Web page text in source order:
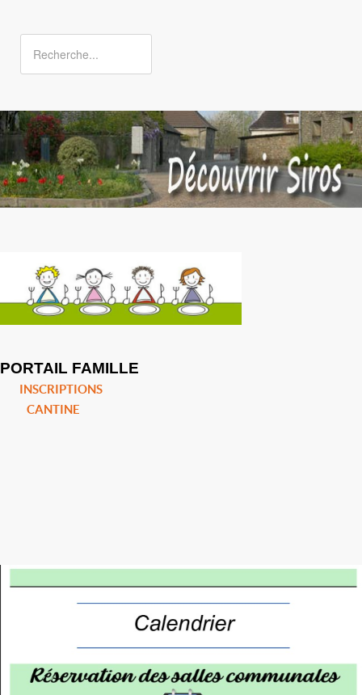
PORTAIL FAMILLE
INSCRIPTIONS
CANTINE